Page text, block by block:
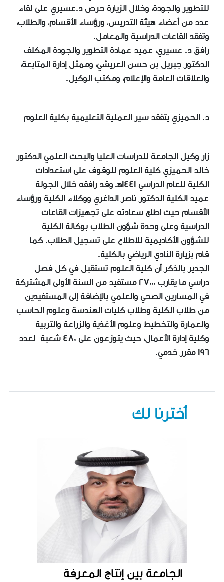
أخترنا لك
الجامعة بين إنتاج المعرفة
للتطوير والجودة، وخلال الزيارة حرص د.عسيري على لقاء
عدد من أعضاء هيئة التدريس، ورؤساء الأقسام، والطلاب،
وتفقد القاعات الدراسية والمعامل.
رافق د. عسيري، عميد عمادة التطوير والجودة المكلف
الدكتور جبريل بن حسن العريشي، وممثل إدارة المتابعة،
والعلاقات العامة والإعلام، ومكتب الوكيل.
د. الحميزي يتفقد سير العملية التعليمية بكلية العلوم
زار وكيل الجامعة للدراسات العليا والبحث العلمي الدكتور
خالد الحميزي كلية العلوم للوقوف على استعدادات
الكلية للعام الدراسي ١٤٤١هـ وقد رافقه خلال الجولة
عميد الكلية الدكتور ناصر الداغري ووكلاء الكلية ورؤساء
الأقسام حيث اطلع سعادته على تجهيزات القاعات
الدراسية وعلى وحدة شؤون الطلاب بوكالة الكلية
للشؤون الأكاديمية للاطلاع على تسجيل الطلاب. كما
قام بزيارة النادي الرياضي بالكلية.
الجدير بالذكر أن كلية العلوم تستقبل في كل فصل
دراسي ما يقارب ٢٧٠٠٠ مستفيد من السنة الأولى المشتركة
في المسارين الصحي والعلمي بالإضافة إلى المستفيدين
من طلاب الكلية وطلاب كليات الهندسة وعلوم الحاسب
والعمارة والتخطيط وعلوم الأغذية والزراعة والتربية
وكلية إدارة الأعمال، حيث يتوزعون على ٤٨٠ شعبة لعدد
١٩٦ مقرر خدمي.